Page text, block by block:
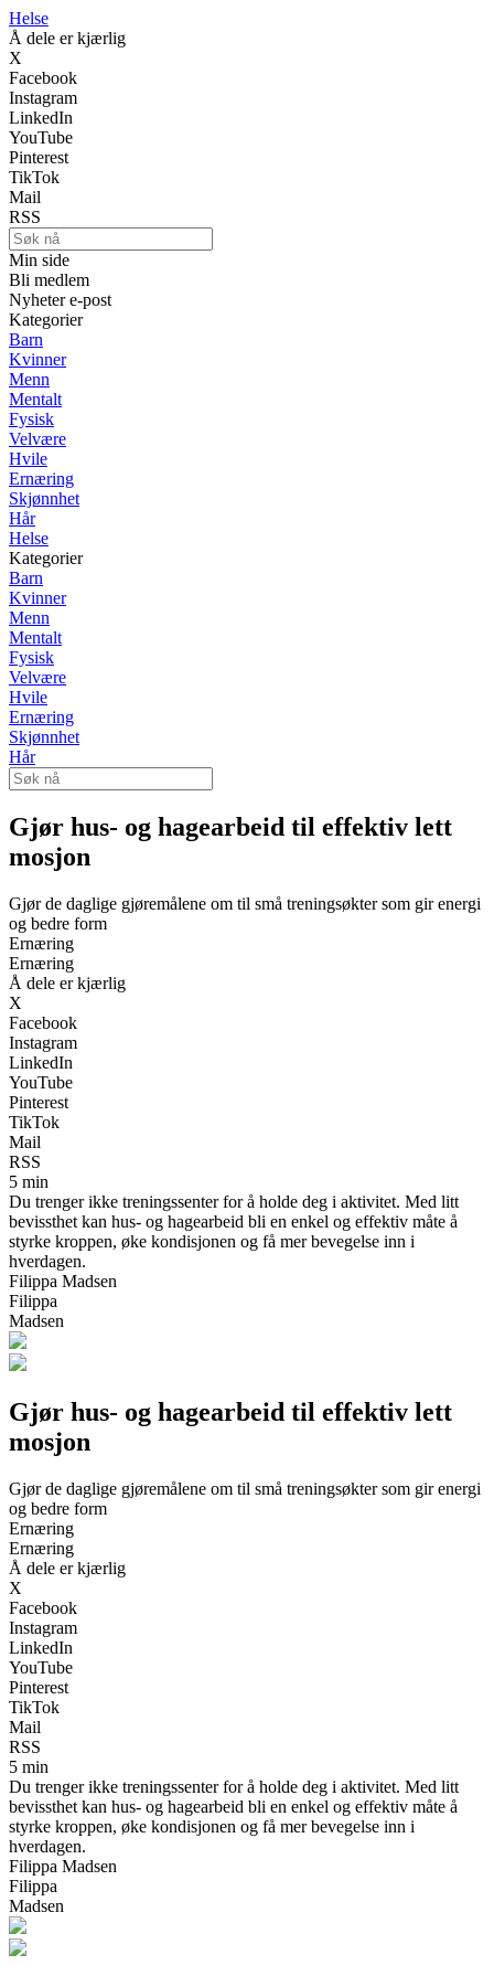
Helse
Å dele er kjærlig
X
Facebook
Instagram
LinkedIn
YouTube
Pinterest
TikTok
Mail
RSS
Min side
Bli medlem
Nyheter e-post
Kategorier
Barn
Kvinner
Menn
Mentalt
Fysisk
Velvære
Hvile
Ernæring
Skjønnhet
Hår
Helse
Kategorier
Barn
Kvinner
Menn
Mentalt
Fysisk
Velvære
Hvile
Ernæring
Skjønnhet
Hår
Gjør hus- og hagearbeid til effektiv lett
mosjon
Gjør de daglige gjøremålene om til små treningsøkter som gir energi
og bedre form
Ernæring
Ernæring
Å dele er kjærlig
X
Facebook
Instagram
LinkedIn
YouTube
Pinterest
TikTok
Mail
RSS
5 min
Du trenger ikke treningssenter for å holde deg i aktivitet. Med litt
bevissthet kan hus- og hagearbeid bli en enkel og effektiv måte å
styrke kroppen, øke kondisjonen og få mer bevegelse inn i
hverdagen.
Filippa Madsen
Filippa
Madsen
Gjør hus- og hagearbeid til effektiv lett
mosjon
Gjør de daglige gjøremålene om til små treningsøkter som gir energi
og bedre form
Ernæring
Ernæring
Å dele er kjærlig
X
Facebook
Instagram
LinkedIn
YouTube
Pinterest
TikTok
Mail
RSS
5 min
Du trenger ikke treningssenter for å holde deg i aktivitet. Med litt
bevissthet kan hus- og hagearbeid bli en enkel og effektiv måte å
styrke kroppen, øke kondisjonen og få mer bevegelse inn i
hverdagen.
Filippa Madsen
Filippa
Madsen